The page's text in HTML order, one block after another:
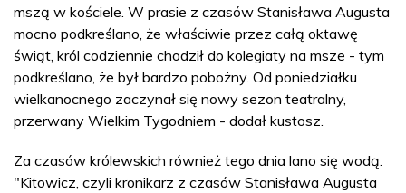
mszą w kościele. W prasie z czasów Stanisława Augusta
mocno podkreślano, że właściwie przez całą oktawę
świąt, król codziennie chodził do kolegiaty na msze - tym
podkreślano, że był bardzo pobożny. Od poniedziałku
wielkanocnego zaczynał się nowy sezon teatralny,
przerwany Wielkim Tygodniem - dodał kustosz.
Za czasów królewskich również tego dnia lano się wodą.
"Kitowicz, czyli kronikarz z czasów Stanisława Augusta